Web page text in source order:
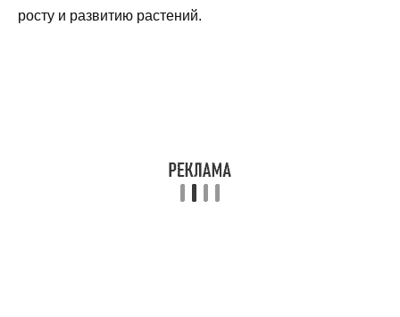
росту и развитию растений.